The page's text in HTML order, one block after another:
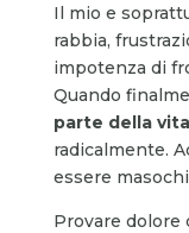
Il mio e
rabbia,
impotenza di
Quando
parte della
radicalmente.
essere
Provare dolore